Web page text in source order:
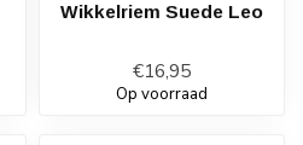
Wikkelriem Suede Leo
€16,95
Op voorraad